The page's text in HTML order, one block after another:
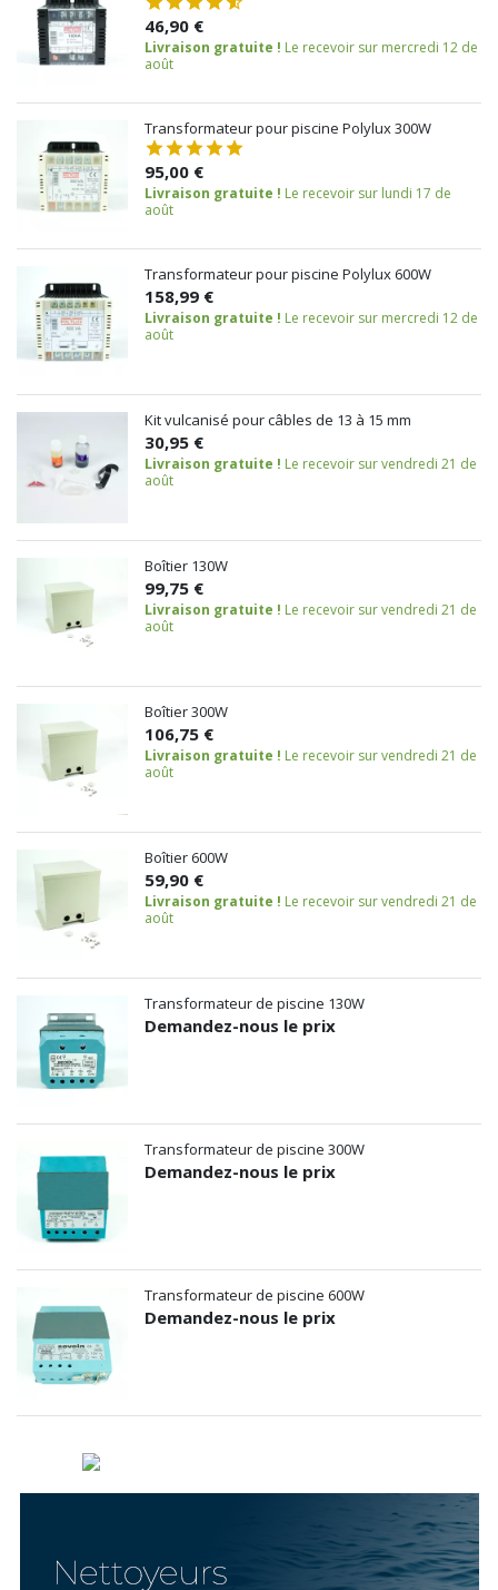
46,90 €
Livraison gratuite ! Le recevoir sur mercredi 12 de
août
Transformateur pour piscine Polylux 300W
95,00 €
Livraison gratuite ! Le recevoir sur lundi 17 de
août
Transformateur pour piscine Polylux 600W
158,99 €
Livraison gratuite ! Le recevoir sur mercredi 12 de
août
Kit vulcanisé pour câbles de 13 à 15 mm
30,95 €
Livraison gratuite ! Le recevoir sur vendredi 21 de
août
Boîtier 130W
99,75 €
Livraison gratuite ! Le recevoir sur vendredi 21 de
août
Boîtier 300W
106,75 €
Livraison gratuite ! Le recevoir sur vendredi 21 de
août
Boîtier 600W
59,90 €
Livraison gratuite ! Le recevoir sur vendredi 21 de
août
Transformateur de piscine 130W
Demandez-nous le prix
Transformateur de piscine 300W
Demandez-nous le prix
Transformateur de piscine 600W
Demandez-nous le prix